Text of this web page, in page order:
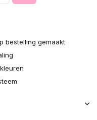
bestelling gemaakt